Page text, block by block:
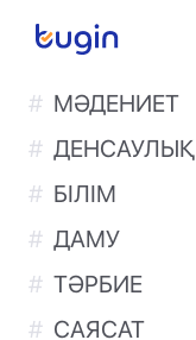
МӘДЕНИЕТ
ДЕНСАУЛЫҚ
БІЛІМ
ДАМУ
ТӘРБИЕ
САЯСАТ